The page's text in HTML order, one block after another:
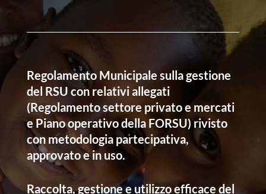
Regolamento Municipale sulla gestione
del RSU con relativi allegati
(Regolamento settore privato e mercati
e Piano operativo della FORSU) rivisto
con metodologia partecipativa,
approvato e in uso.
Raccolta, gestione e utilizzo efficace del